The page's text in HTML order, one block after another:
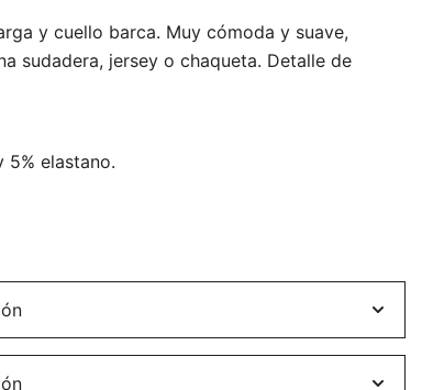
y cuello barca. Muy cómoda y suave,
sudadera, jersey o chaqueta. Detalle de
5% elastano.